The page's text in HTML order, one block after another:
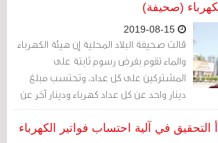
(صحيفة)
قالت صحيفة البلاد المحلية إن هيئة الكهرباء
والماء تقوم بفرض رسوم ثابتة على
المشتركين على كل عداد، وتحتسب مبلغ
دينار واحد عن كل عداد كهرباء ودينار آخر عن
عداد المياه، فيما يتم احتساب ذلك في
الفاتورة الشهرية
التحقيق في آلية احتساب فواتير الكهرباء